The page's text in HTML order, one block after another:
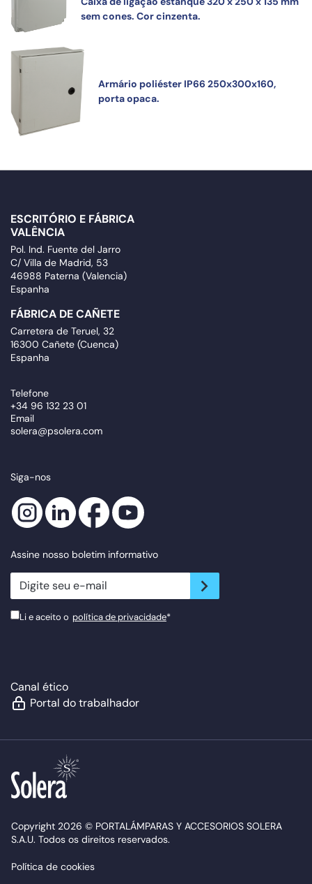
sem cones. Cor cinzenta.
Armário poliéster IP66 250x300x160,
porta opaca.
ESCRITÓRIO E FÁBRICA
VALÊNCIA
Pol. Ind. Fuente del Jarro
C/ Villa de Madrid, 53
46988 Paterna (Valencia)
Espanha
FÁBRICA DE CAÑETE
Carretera de Teruel, 32
16300 Cañete (Cuenca)
Espanha
Telefone
+34 96 132 23 01
Email
solera@psolera.com
Siga-nos
Assine nosso boletim informativo
newsletter.suscribe
Li e aceito o política de privacidade*
Canal ético
Portal do trabalhador
Copyright 2026 © PORTALÁMPARAS Y ACCESORIOS SOLERA
S.A.U. Todos os direitos reservados.
Política de cookies